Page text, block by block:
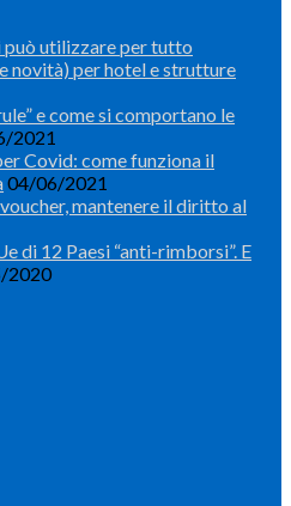
può utilizzare per tutto
novità) per hotel e strutture
e come si comportano le
2021
Covid: come funziona il
04/06/2021
mantenere il diritto al
di 12 Paesi “anti-rimborsi”. E
2020